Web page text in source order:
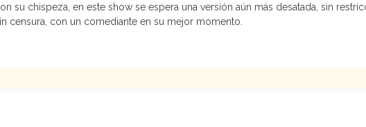
su chispeza, en este show se espera una versión aún más desatada, sin
censura, con un comediante en su mejor momento.